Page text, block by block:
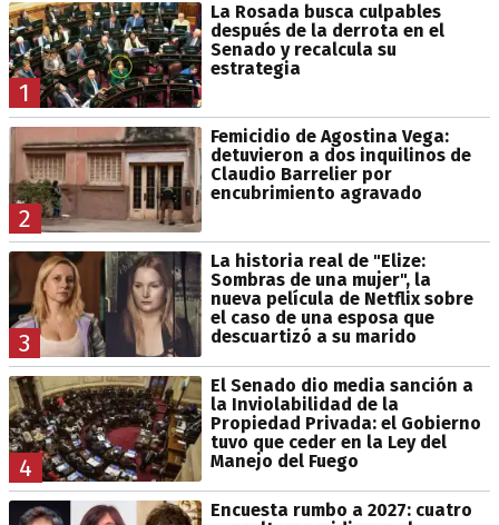
1
La Rosada busca culpables
después de la derrota en el
Senado y recalcula su
estrategia
2
Femicidio de Agostina Vega:
detuvieron a dos inquilinos de
Claudio Barrelier por
encubrimiento agravado
3
La historia real de "Elize:
Sombras de una mujer", la
nueva película de Netflix sobre
el caso de una esposa que
descuartizó a su marido
4
El Senado dio media sanción a
la Inviolabilidad de la
Propiedad Privada: el Gobierno
tuvo que ceder en la Ley del
Manejo del Fuego
Encuesta rumbo a 2027: cuatro